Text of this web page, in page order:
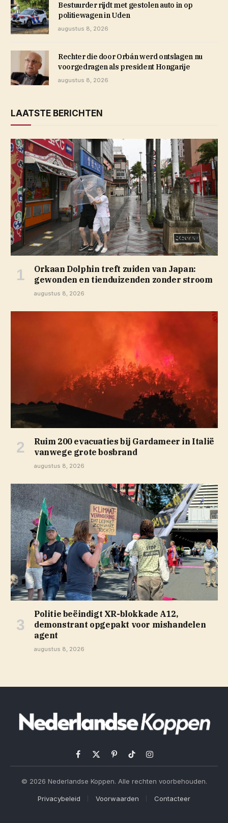
Bestuurder rijdt met gestolen auto in op
politiewagen in Uden
augustus 8, 2026
Rechter die door Orbán werd ontslagen nu
voorgedragen als president Hongarije
augustus 8, 2026
LAATSTE BERICHTEN
Orkaan Dolphin treft zuiden van Japan:
gewonden en tienduizenden zonder stroom
augustus 8, 2026
Ruim 200 evacuaties bij Gardameer in Italië
vanwege grote bosbrand
augustus 8, 2026
Politie beëindigt XR-blokkade A12,
demonstrant opgepakt voor mishandelen
agent
augustus 8, 2026
Facebook
X
PinterestTikTokInstagram
© 2026 Nederlandse Koppen. Alle rechten voorbehouden.
Privacybeleid Voorwaarden Contacteer